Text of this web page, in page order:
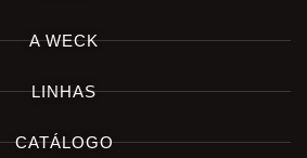
A WECK
LINHAS
CATÁLOGO